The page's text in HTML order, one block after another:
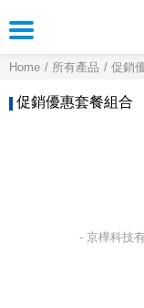
Home 所有產品 促銷
促銷優惠套餐組合
- 京樺科技